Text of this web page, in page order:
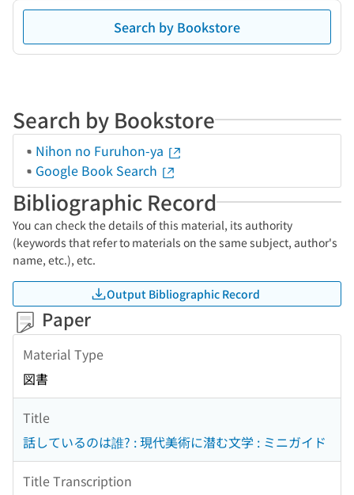
Search by Bookstore
Search by Bookstore
Nihon no Furuhon-ya
Google Book Search
Bibliographic Record
You can check the details of this material, its authority
(keywords that refer to materials on the same subject, author's
name, etc.), etc.
Output Bibliographic Record
Paper
Material Type
図書
Title
話しているのは誰? : 現代美術に潜む文学 : ミニガイド
Title Transcription